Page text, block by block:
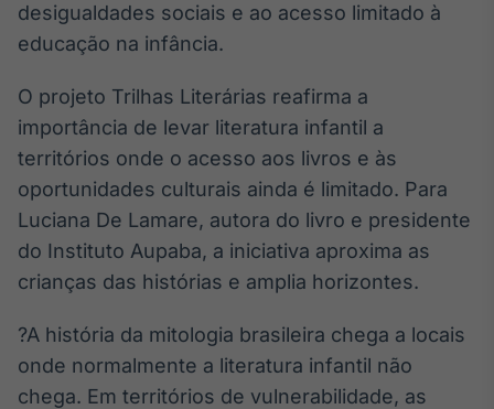
A melhor
plataforma para
analisar fundos
de investimento
no Brasil
IA
Em breve
BroadFast
Em breve
desigualdades sociais e ao acesso limitado à
educação na infância.
O projeto Trilhas Literárias reafirma a
importância de levar literatura infantil a
territórios onde o acesso aos livros e às
oportunidades culturais ainda é limitado. Para
Luciana De Lamare, autora do livro e presidente
do Instituto Aupaba, a iniciativa aproxima as
crianças das histórias e amplia horizontes.
?A história da mitologia brasileira chega a locais
onde normalmente a literatura infantil não
chega. Em territórios de vulnerabilidade, as